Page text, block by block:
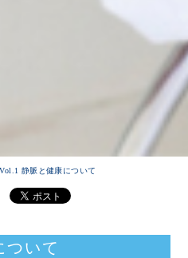
静脈と健康について
ついて